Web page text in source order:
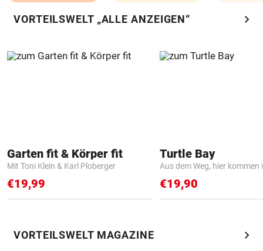
VORTEILSWELT „ALLE ANZEIGEN“ chevron_right
Garten fit & Körper fit
Mit Toni Klein & Karl Ploberger
€19,99
Turtle Bay
Aus dem Weg, hier kommen
€19,90
VORTEILSWELT MAGAZINE chevron_right